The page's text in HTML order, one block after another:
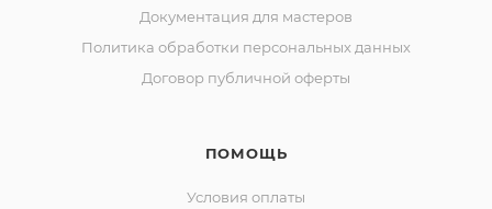
Документация для мастеров
Политика обработки персональных данных
Договор публичной оферты
ПОМОЩЬ
Условия оплаты